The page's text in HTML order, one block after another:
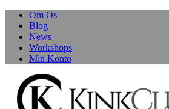
Skip
content
Om Os
Blog
News
Workshops
Min Konto